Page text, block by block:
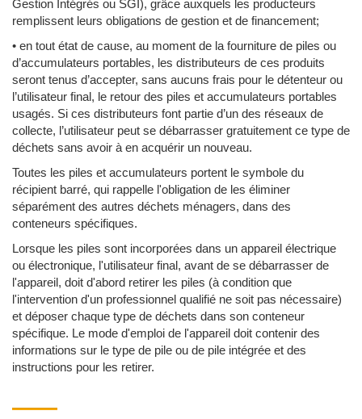
Gestion Intégrés ou SGI), grâce auxquels les producteurs
remplissent leurs obligations de gestion et de financement;
• en tout état de cause, au moment de la fourniture de piles ou
d’accumulateurs portables, les distributeurs de ces produits
seront tenus d’accepter, sans aucuns frais pour le détenteur ou
l’utilisateur final, le retour des piles et accumulateurs portables
usagés. Si ces distributeurs font partie d’un des réseaux de
collecte, l’utilisateur peut se débarrasser gratuitement ce type de
déchets sans avoir à en acquérir un nouveau.
Toutes les piles et accumulateurs portent le symbole du
récipient barré, qui rappelle l'obligation de les éliminer
séparément des autres déchets ménagers, dans des
conteneurs spécifiques.
Lorsque les piles sont incorporées dans un appareil électrique
ou électronique, l'utilisateur final, avant de se débarrasser de
l'appareil, doit d'abord retirer les piles (à condition que
l'intervention d'un professionnel qualifié ne soit pas nécessaire)
et déposer chaque type de déchets dans son conteneur
spécifique. Le mode d'emploi de l'appareil doit contenir des
informations sur le type de pile ou de pile intégrée et des
instructions pour les retirer.